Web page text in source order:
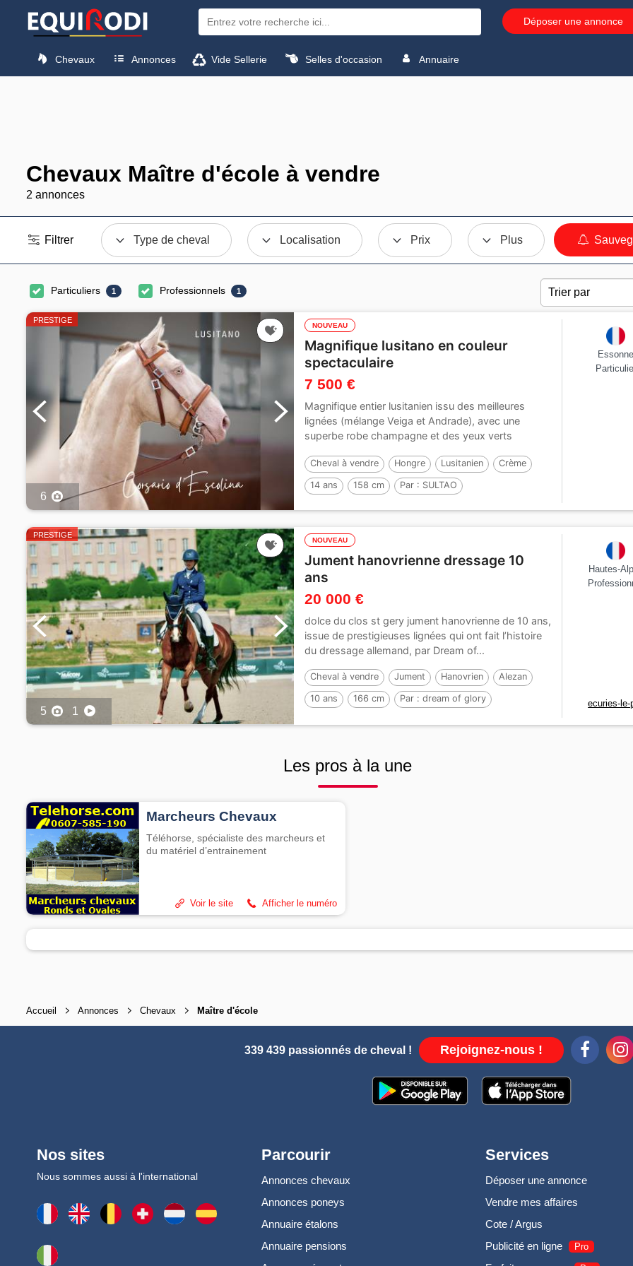
Déposer une annonce
Chevaux Annonces Vide Sellerie Selles d'occasion Annuaire
Chevaux Maître d'école à vendre
2 annonces
Filtrer Type de cheval Localisation Prix Plus
Particuliers 1 Professionnels 1
PRESTIGE
6
NOUVEAU
Magnifique lusitano en couleur
spectaculaire
7 500 €
Magnifique entier lusitanien issu des meilleures
lignées (mélange Veiga et Andrade), avec une
superbe robe champagne et des yeux verts
Cheval à vendre Hongre Lusitanien Crème
14 ans 158 cm Par : SULTAO
Essonne
PRESTIGE
5 1
NOUVEAU
Jument hanovrienne dressage 10
ans
20 000 €
dolce du clos st gery jument hanovrienne de 10 ans,
issue de prestigieuses lignées qui ont fait l’histoire
du dressage allemand, par Dream of...
Cheval à vendre Jument Hanovrien Alezan
10 ans 166 cm Par :dream of glory
Hautes-
ecuries-le-
Les pros à la une
Marcheurs Chevaux
Téléhorse, spécialiste des marcheurs et
du matériel d’entrainement
Afficher le numéro
Voir le site
Accueil Annonces Chevaux Maître d'école
339 439 passionnés de cheval ! Rejoignez-nous !
Nos sites
Nous sommes aussi à l'international
Parcourir
Annonces chevaux
Annonces poneys
Annuaire étalons
Annuaire pensions
Services
Déposer une annonce
Vendre mes affaires
Cote / Argus
Publicité en ligne
Pro